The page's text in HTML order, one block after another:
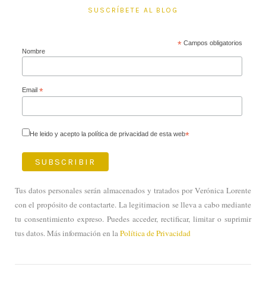
SUSCRÍBETE AL BLOG
*Campos obligatorios
Nombre
Email *
He leido y acepto la política de privacidad de esta web*
Tus datos personales serán almacenados y tratados por Verónica Lorente
con el propósito de contactarte. La legitimacion se lleva a cabo mediante
tu consentimiento expreso. Puedes acceder, rectificar, limitar o suprimir
tus datos. Más información en laPolítica de Privacidad